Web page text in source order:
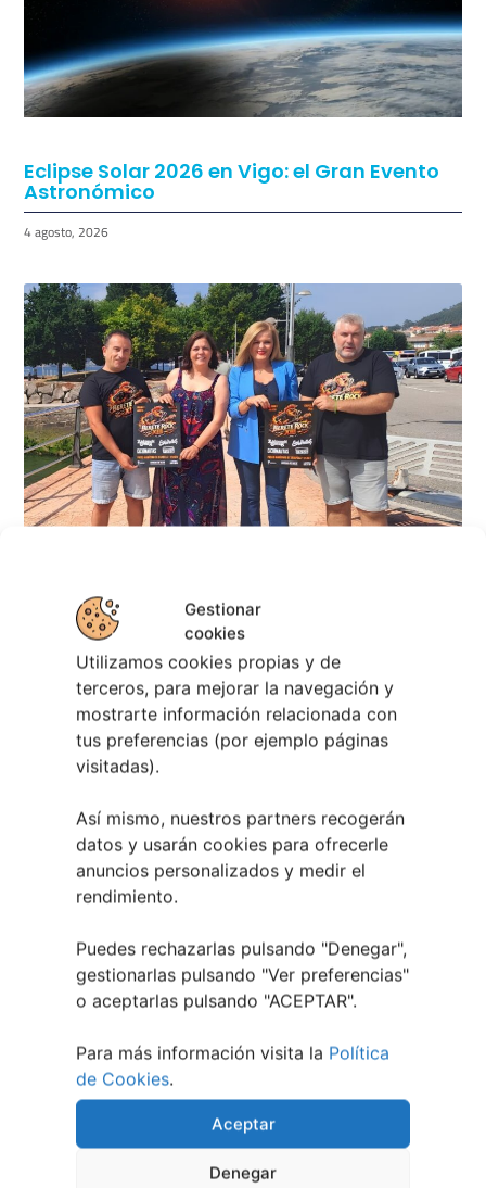
Gestionar
cookies
Utilizamos cookies propias y de
terceros, para mejorar la navegación y
mostrarte información relacionada con
tus preferencias (por ejemplo páginas
visitadas).
Así mismo, nuestros partners recogerán
datos y usarán cookies para ofrecerle
anuncios personalizados y medir el
rendimiento.
Puedes rechazarlas pulsando "Denegar",
gestionarlas pulsando "Ver preferencias"
o aceptarlas pulsando "ACEPTAR".
Para más información visita la Política
de Cookies.
Aceptar
Denegar
Eclipse Solar 2026 en Vigo: el Gran Evento
Astronómico
4 agosto, 2026
Chapela
28 julio, 2026
Noticias de Ourenseplan
Festival Noites Teatrais de Vilamarín 2026
julio, 2026
Verano Cultural de Seixalbo 2026
2026
A bailar! | Espectáculo en Baños de Molga
mayo, 2026
Noticias de Pontevedraplan
Así serán las Fiestas de la Peregrina 2026
agosto, 2026
El XXXII Festival Internacional de Jazz e Blues
de Pontevedra reunirá a grandes músicos del 3
al 7 de agosto
27 julio, 2026
Vilaboa | Verano Cultural 2026